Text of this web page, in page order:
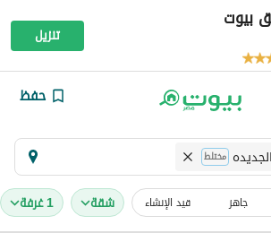
بيوت
تنزيل
حفظ
مختلط
جاهز قيد الإنشاء شقة 1 غرفة